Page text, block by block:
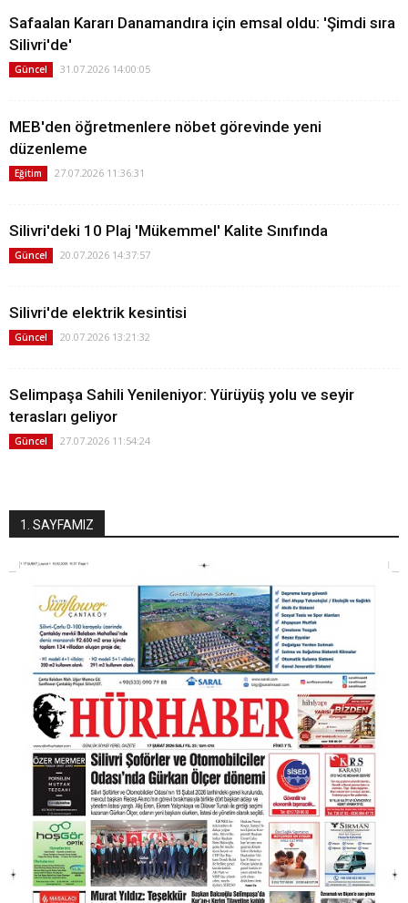
Safaalan Kararı Danamandıra için emsal oldu: 'Şimdi sıra
Silivri'de'
Güncel 31.07.2026 14:00:05
MEB'den öğretmenlere nöbet görevinde yeni
düzenleme
Eğitim 27.07.2026 11:36:31
Silivri'deki 10 Plaj 'Mükemmel' Kalite Sınıfında
Güncel 20.07.2026 14:37:57
Silivri'de elektrik kesintisi
Güncel 20.07.2026 13:21:32
Selimpaşa Sahili Yenileniyor: Yürüyüş yolu ve seyir
terasları geliyor
Güncel 27.07.2026 11:54:24
1. SAYFAMIZ